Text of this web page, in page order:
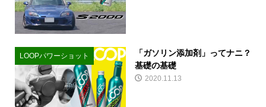
LOOPパワーショット
「ガソリン添加剤」ってナニ？
基礎の基礎
2020.11.13